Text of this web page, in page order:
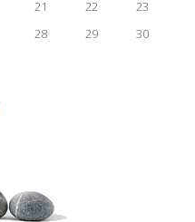
21 22
23
28 29
30